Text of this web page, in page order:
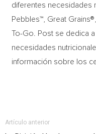
diferentes necesidades
Pebbles™, Great
To-Go. Post se dedica
necesidades
información sobre los
Artículo anterior